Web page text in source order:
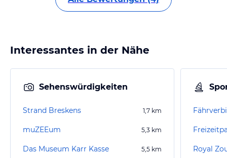
Interessantes in der Nähe
Sehenswürdigkeiten
Strand Breskens 1,7 km
muZEEum 5,3 km
Das Museum Karr Kasse 5,5 km Royal